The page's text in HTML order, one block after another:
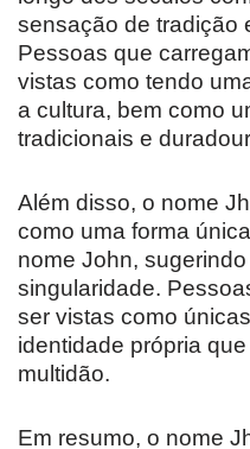
sensação de tradição
Pessoas que
vistas como tendo
a cultura, bem como
tradicionais e
Além disso, o nome
como uma forma
nome John,
singularidade.
ser vistas como
identidade própria
multidão.
Em resumo, o nome